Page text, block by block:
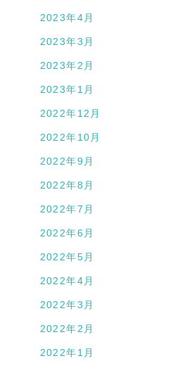
2023年4月
2023年3月
2023年2月
2023年1月
2022年12月
2022年10月
2022年9月
2022年8月
2022年7月
2022年6月
2022年5月
2022年4月
2022年3月
2022年2月
2022年1月